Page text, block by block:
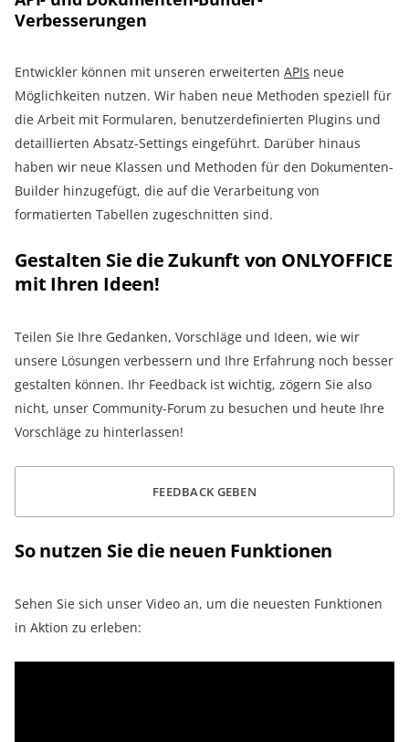
Verbesserungen
Entwickler können mit unseren erweiterten APIs neue
Möglichkeiten nutzen. Wir haben neue Methoden speziell für
die Arbeit mit Formularen, benutzerdefinierten Plugins und
detaillierten Absatz-Settings eingeführt. Darüber hinaus
haben wir neue Klassen und Methoden für den Dokumenten-
Builder hinzugefügt, die auf die Verarbeitung von
formatierten Tabellen zugeschnitten sind.
Gestalten Sie die Zukunft von ONLYOFFICE
mit Ihren Ideen!
Teilen Sie Ihre Gedanken, Vorschläge und Ideen, wie wir
unsere Lösungen verbessern und Ihre Erfahrung noch besser
gestalten können. Ihr Feedback ist wichtig, zögern Sie also
nicht, unser Community-Forum zu besuchen und heute Ihre
Vorschläge zu hinterlassen!
FEEDBACK GEBEN
So nutzen Sie die neuen Funktionen
Sehen Sie sich unser Video an, um die neuesten Funktionen
in Aktion zu erleben: